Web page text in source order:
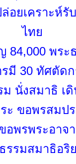
อยเคราะห์รั
ไทย
84,000 พระ
มี 30 ทัศตัด
นั่งสมาธิ เ
ะ ขอพรสมป
อพรพระอาจ
รมสมาธิอริ